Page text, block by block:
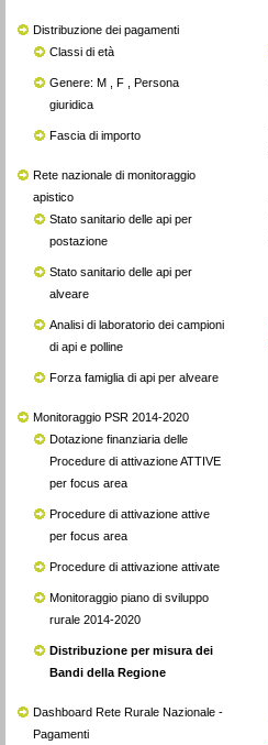
Distribuzione dei pagamenti
Classi di età
Genere: M , F , Persona
giuridica
Fascia di importo
Rete nazionale di monitoraggio
apistico
Stato sanitario delle api per
postazione
Stato sanitario delle api per
alveare
Analisi di laboratorio dei campioni
di api e polline
Forza famiglia di api per alveare
Monitoraggio PSR 2014-2020
Dotazione finanziaria delle
Procedure di attivazione ATTIVE
per focus area
Procedure di attivazione attive
per focus area
Procedure di attivazione attivate
Monitoraggio piano di sviluppo
rurale 2014-2020
Distribuzione per misura dei
Bandi della Regione
Dashboard Rete Rurale Nazionale -
Pagamenti